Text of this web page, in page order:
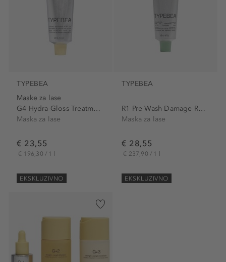
TYPEBEA
Maske za lase
G4 Hydra-Gloss Treatment Mask
Maska za lase
€ 23,55
€ 196,30 / 1 l
EKSKLUZIVNO
TYPEBEA
R1 Pre-Wash Damage Repair Mask
Maska za lase
€ 28,55
€ 237,90 / 1 l
EKSKLUZIVNO